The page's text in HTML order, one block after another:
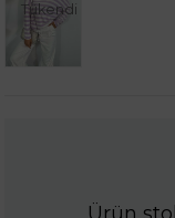
Tükendi